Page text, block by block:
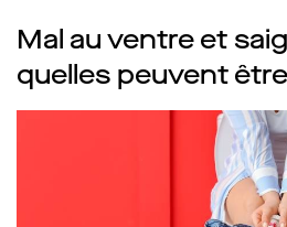
Mal au ventre et
quelles peuvent